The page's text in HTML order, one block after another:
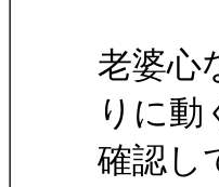
老婆心
りに動
確認し